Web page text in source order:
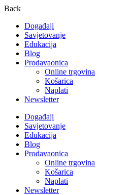
Back
Događaji
Savjetovanje
Edukacija
Blog
Prodavaonica
Online trgovina
Košarica
Naplati
Newsletter
Događaji
Savjetovanje
Edukacija
Blog
Prodavaonica
Online trgovina
Košarica
Naplati
Newsletter